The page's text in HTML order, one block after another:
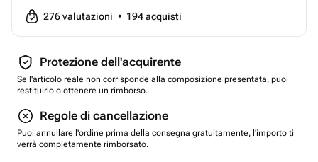
276valutazioni • 194acquisti
Protezione dell'acquirente
Se l'articolo reale non corrisponde alla composizione presentata, puoi
restituirlo o ottenere un rimborso.
Regole di cancellazione
Puoi annullare l'ordine prima della consegna gratuitamente, l'importo ti
verrà completamente rimborsato.